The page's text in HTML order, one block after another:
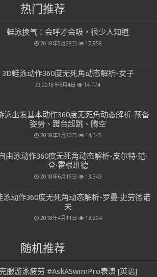
热门推荐
蛙泳换气：会呼才会吸，很少人知道
2018年5月28日 17,858
3D蛙泳动作360度无死角动态解析-女子
2018年6月4日 14,774
泳出发基本动作360度无死角动态解析-预备
姿势、蹬台起跳、腾空
2018年3月20日 14,345
由泳动作360度无死角动态解析-皮尔特·范·
登·霍根班德
2018年6月15日 13,343
泳动作360度无死角动态解析-罗曼·史劳德诺
夫
2018年4月11日 13,204
随机推荐
克服游泳疲劳 #AskASwimPro表演 [英语]